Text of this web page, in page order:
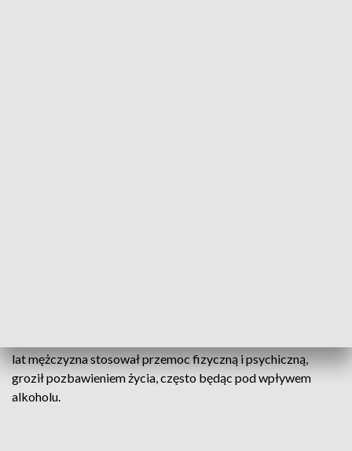
lat mężczyzna stosował przemoc fizyczną i psychiczną,
groził pozbawieniem życia, często będąc pod wpływem
alkoholu.